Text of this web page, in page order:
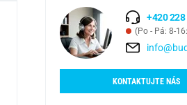
+420 228
(Po - Pá: 8-
KONTAKTUJTE NÁS